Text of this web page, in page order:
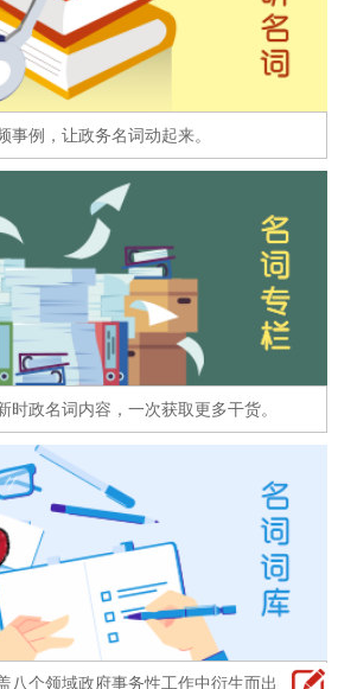
我要咨询 我要建议
在线访谈 图说互动
十六区概览 人文北京
图说北京 视频北京
한국어 日本語
FRANÇAIS РУССКИЙ ЯЗЫК
العربية PORTUGUÊS
例，让政务名词动起来。
政名词内容，一次获取更多干货。
个领域政府事务性工作中衍生而出的名